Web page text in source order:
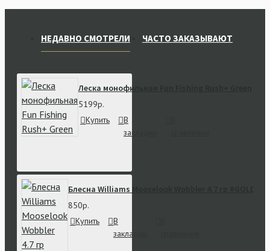
НЕДАВНО СМОТРЕЛИ ЧАСТО ЗАКАЗЫВАЮТ
Леска монофильная Fun Fishing Rush+ Green
5199р.
Купить
В
закладки
Блесна Williams Mooselook Wobbler 4.7 гр #GOLD
850р.
Купить
В
закладки